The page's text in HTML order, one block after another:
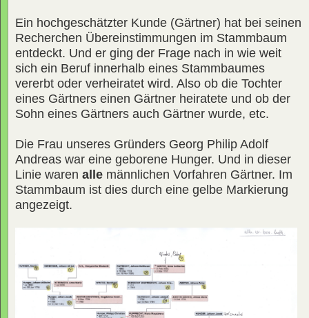
Ein hochgeschätzter Kunde (Gärtner) hat bei seinen
Recherchen Übereinstimmungen im Stammbaum
entdeckt. Und er ging der Frage nach in wie weit
sich ein Beruf innerhalb eines Stammbaumes
vererbt oder verheiratet wird. Also ob die Tochter
eines Gärtners einen Gärtner heiratete und ob der
Sohn eines Gärtners auch Gärtner wurde, etc.
Die Frau unseres Gründers Georg Philip Adolf
Andreas war eine geborene Hunger. Und in dieser
Linie waren alle männlichen Vorfahren Gärtner. Im
Stammbaum ist dies durch eine gelbe Markierung
angezeigt.